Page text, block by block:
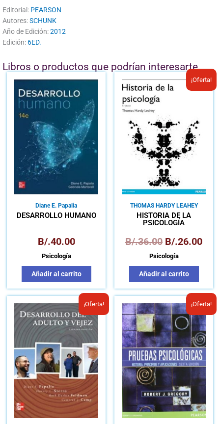
Editorial: PEARSON
Autores:SCHUNK
Año de Edición:2012
Edición: 6ED.
Libros o productos que podrían interesarte
Diane E. Papalia
DESARROLLO HUMANO
B/.40.00
Psicología
Añadir al carrito
¡Oferta!
THOMAS HARDY LEAHEY
HISTORIA DE LA
PSICOLOGÍA
B/.36.00
El
precio
era:
B/.36.00.
B/.26.00
El
Psicología
Añadir al carrito
¡Oferta!
El
precio
original
era:
B/.43.45.
El
precio
es:
B/.27.00.
¡Oferta!
El
precio
original
era:
B/.43.71.
El
es:
B/